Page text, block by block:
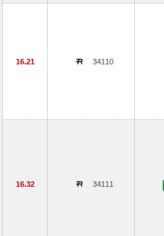
16.21 34110
16.32 34111